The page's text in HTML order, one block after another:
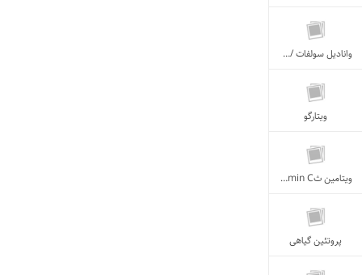
وانادیل سولفات /VandadylSulfate
ویتارگو
ویتامین ثVitamin C
پروتئین گیاهی